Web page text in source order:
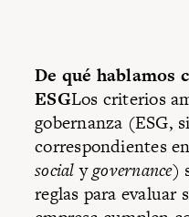
De qué hablamos
ESGLos criterios
gobernanza (ESG,
correspondientes
socialygovernance)
reglas para evaluar